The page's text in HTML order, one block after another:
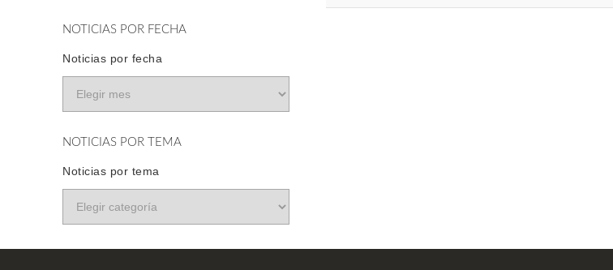
NOTICIAS POR FECHA
Noticias por fecha
NOTICIAS POR TEMA
Noticias por tema